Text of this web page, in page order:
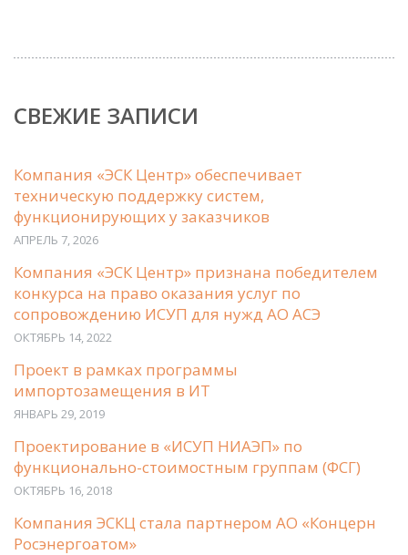
СВЕЖИЕ ЗАПИСИ
Компания «ЭСК Центр» обеспечивает
техническую поддержку систем,
функционирующих у заказчиков
АПРЕЛЬ 7, 2026
Компания «ЭСК Центр» признана победителем
конкурса на право оказания услуг по
сопровождению ИСУП для нужд АО АСЭ
ОКТЯБРЬ 14, 2022
Проект в рамках программы
импортозамещения в ИТ
ЯНВАРЬ 29, 2019
Проектирование в «ИСУП НИАЭП» по
функционально-стоимостным группам (ФСГ)
ОКТЯБРЬ 16, 2018
Компания ЭСКЦ стала партнером АО «Концерн
Росэнергоатом»